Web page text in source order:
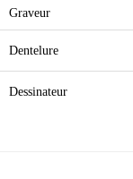
Graveur
Dentelure
Dessinateur